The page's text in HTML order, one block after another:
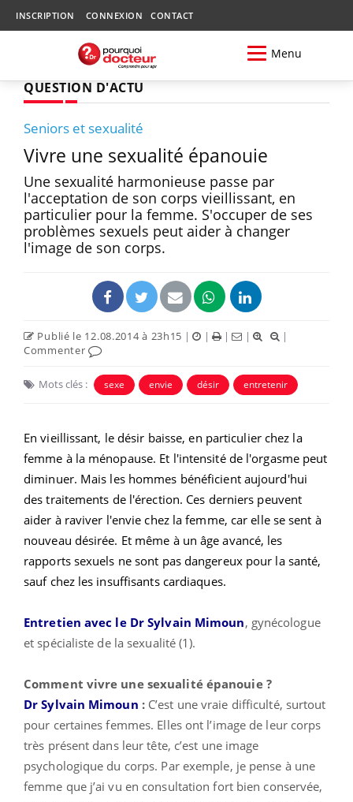
INSCRIPTION CONNEXION CONTACT
Menu
QUESTION D'ACTU
Seniors et sexualité
Vivre une sexualité épanouie
Une sexualité harmonieuse passe par
l'acceptation de son corps vieillissant, en
particulier pour la femme. S'occuper de ses
problèmes sexuels peut aider à changer
l'image de son corps.
Publié le 12.08.2014 à 23h15 | | | |
|
Commenter
Mots clés : sexe envie désir entretenir
En vieillissant, le désir baisse, en particulier chez la
femme à la ménopause. Et l'intensité de l'orgasme peut
diminuer. Mais les hommes bénéficient aujourd'hui
des traitements de l'érection. Ces derniers peuvent
aider à raviver l'envie chez la femme, car elle se sent à
nouveau désirée. Et même à un âge avancé, les
rapports sexuels ne sont pas dangereux pour la santé,
sauf chez les insuffisants cardiaques.
Entretien avec le Dr Sylvain Mimoun, gynécologue
et spécialiste de la sexualité (1).
Comment vivre une sexualité épanouie ?
Dr Sylvain Mimoun : C’est une vraie difficulté, surtout
pour certaines femmes. Elles ont l’image de leur corps
très présent dans leur tête, c’est une image
psychologique du corps. Par exemple, je pense à une
femme que j’ai vu en consultation fort bien conservée,